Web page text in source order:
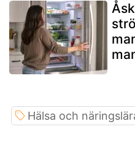
Hälsa och